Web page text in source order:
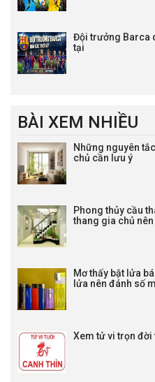
Đội trưởng Barca
tại
BÀI XEM NHIỀU
Những nguyên
chủ cần lưu ý
Phong thủy cầu
thang gia chủ
Mơ thấy bật lửa
lửa nên đánh số
Xem tử vi trọn đời